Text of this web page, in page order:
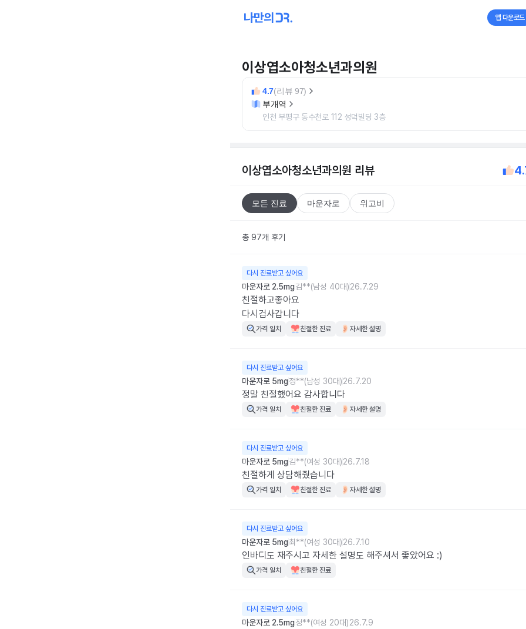
앱 다운로드
이상엽소아청소년과의원
4.7(리뷰 97)
부개역
인천 부평구 동수천로 112 성덕빌딩 3층
이상엽소아청소년과의원 리뷰
모든 진료 마운자로 위고비
총 97개 후기
다시 진료받고 싶어요
마운자로 2.5mg김**(남성 40대)26.7.29
친절하고좋아요
다시검사갑니다
가격 일치 친절한 진료 자세한 설명
다시 진료받고 싶어요
마운자로 5mg정**(남성 30대)26.7.20
정말 친절했어요 감사합니다
가격 일치 친절한 진료 자세한 설명
다시 진료받고 싶어요
마운자로 5mg김**(여성 30대)26.7.18
친절하게 상담해줬습니다
가격 일치 친절한 진료 자세한 설명
다시 진료받고 싶어요
마운자로 5mg최**(여성 30대)26.7.10
인바디도 재주시고 자세한 설명도 해주셔서 좋았어요 :)
가격 일치 친절한 진료
다시 진료받고 싶어요
마운자로 2.5mg정**(여성 20대)26.7.9